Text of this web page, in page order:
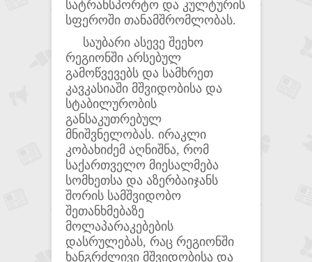
სატრანსპორტო და კულტურის
სფეროში თანამშრომლობას.
საუბარი ასევე შეეხო
რეგიონში არსებულ
გამოწვევებს და სამხრეთ
კავკასიაში მშვიდობისა და
სტაბილურობის
განსაკუთრებულ
მნიშვნელობას. ირაკლი
კობახიძემ აღნიშნა, რომ
საქართველო მიესალმება
სომხეთსა და აზერბაიჯანს
შორის სამშვიდობო
შეთანხმებაზე
მოლაპარაკებების
დასრულებას, რაც რეგიონში
ხანგრძლივი მშვიდობისა და